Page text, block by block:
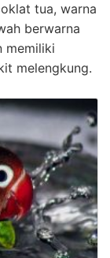
tua, warna
berwarna
memiliki
melengkung.